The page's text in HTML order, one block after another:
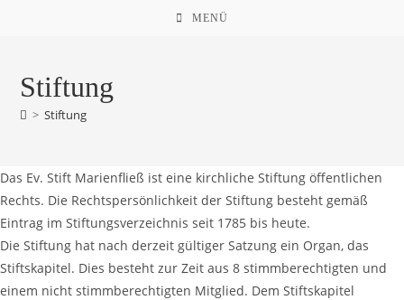
MENÜ
Stiftung
> Stiftung
Das Ev. Stift Marienfließ ist eine kirchliche Stiftung öffentlichen
Rechts. Die Rechtspersönlichkeit der Stiftung besteht gemäß
Eintrag im Stiftungsverzeichnis seit 1785 bis heute.
Die Stiftung hat nach derzeit gültiger Satzung ein Organ, das
Stiftskapitel. Dies besteht zur Zeit aus 8 stimmberechtigten und
einem nicht stimmberechtigten Mitglied. Dem Stiftskapitel